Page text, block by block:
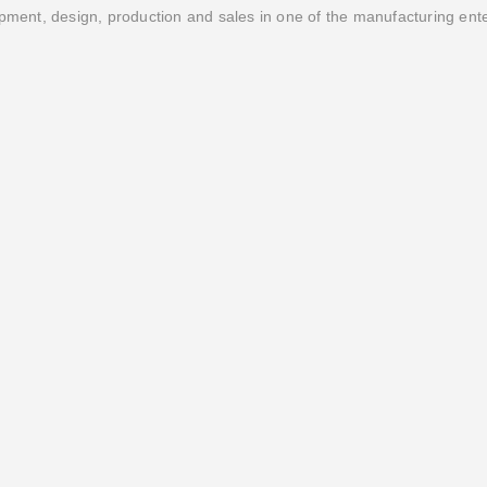
design, production and sales in one of the manufacturing